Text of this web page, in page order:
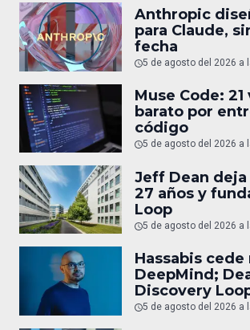
Anthropic
para Claude,
fecha
5 de agosto del 2026 a
Muse Code:
barato por
código
5 de agosto del 2026 a
Jeff Dean deja
27 años y
Loop
5 de agosto del 2026 a
Hassabis
DeepMind;
Discovery
5 de agosto del 2026 a